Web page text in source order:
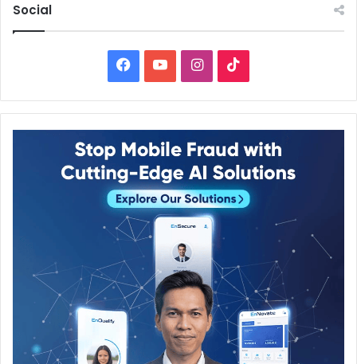
Social
Facebook
YouTubeInstagram